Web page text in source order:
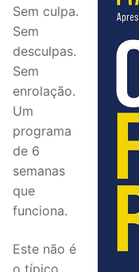
Sem culpa.
Sem
desculpas.
Sem
enrolação.
Um
programa
de 6
semanas
que
funciona.
Este não é
o típico